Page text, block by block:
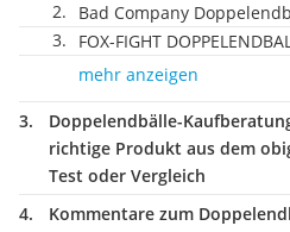
Bad Company
FOX-FIGHT
mehr anzeigen
Doppelendbälle-
richtige Produkt aus dem
Test oder Vergleich
Kommentare zum